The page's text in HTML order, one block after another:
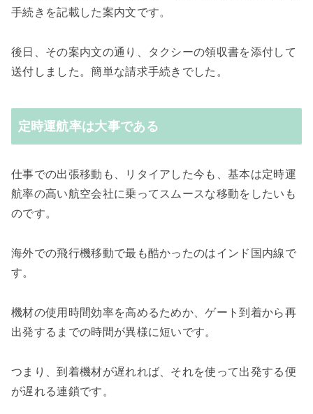
手続きを記載した案内文です。
後日、その案内文の通り、タクシーの領収書を添付して
送付しました。簡単な請求手続きでした。
定時運航率は大事である
仕事での出張移動も、リタイアした今も、基本は定時運
航率の高い航空会社に乗ってスムースな移動をしたいも
のです。
海外での飛行機移動で最も酷かったのはインド国内線で
す。
機材の使用時間効率を高めるためか、ゲート到着から再
出発するまでの時間が異様に短いです。
つまり、到着機材が遅れれば、それを使って出発する便
が遅れる連鎖です。